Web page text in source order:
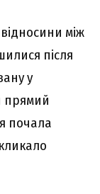
між
після
у
прямий
почала